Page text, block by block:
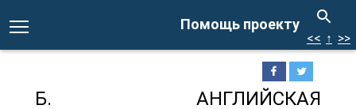
Помощь проекту
<< ↑ >>
Б. АНГЛИЙСКАЯ